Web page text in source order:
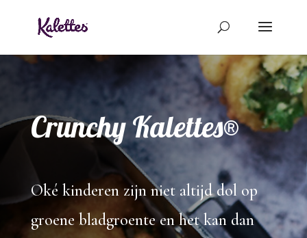
Crunchy Kalettes®
Oké kinderen zijn niet altijd dol op
groene bladgroente en het kan dan